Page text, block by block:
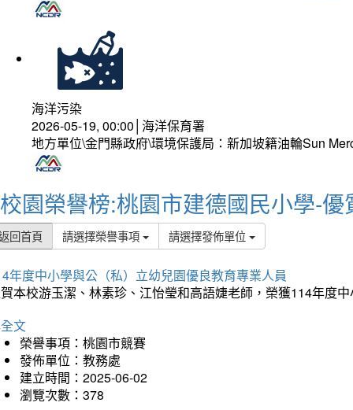
海洋污染
2026-05-19, 00:00│海洋保育署
地方單位\金門縣政府\環境保護局：新加坡籍油輪Sun
校園榮譽榜:桃園市建德國民小學-優
回首頁 請選擇榮譽事項 請選擇發佈單位
年度中小學與公（私）立幼兒園優良教育專業人員
本校游玉潔、林素珍、江怡瑩和高語婕老師，榮獲114年度
文
榮譽事項：桃園市競賽
發佈單位：教務處
建立時間：2025-06-02
瀏覽次數：378